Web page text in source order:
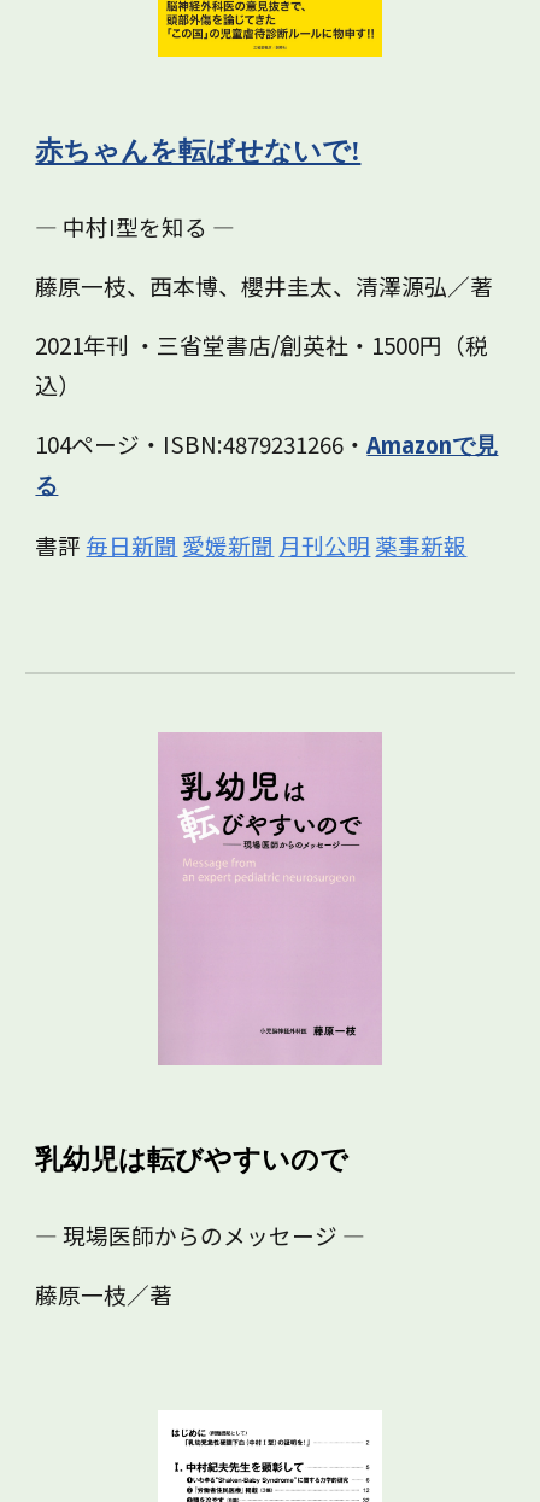
赤ちゃんを転ばせないで!
― 中村I型を知る ―
藤原一枝、西本博、櫻井圭太、清澤源弘／著
2021年刊 ・三省堂書店/創英社・1500円（税
込）
104ページ・ISBN:‎4879231266・Amazonで見
る
書評 毎日新聞 愛媛新聞 月刊公明 薬事新報
乳幼児は転びやすいので
― 現場医師からのメッセージ ―
藤原一枝／著